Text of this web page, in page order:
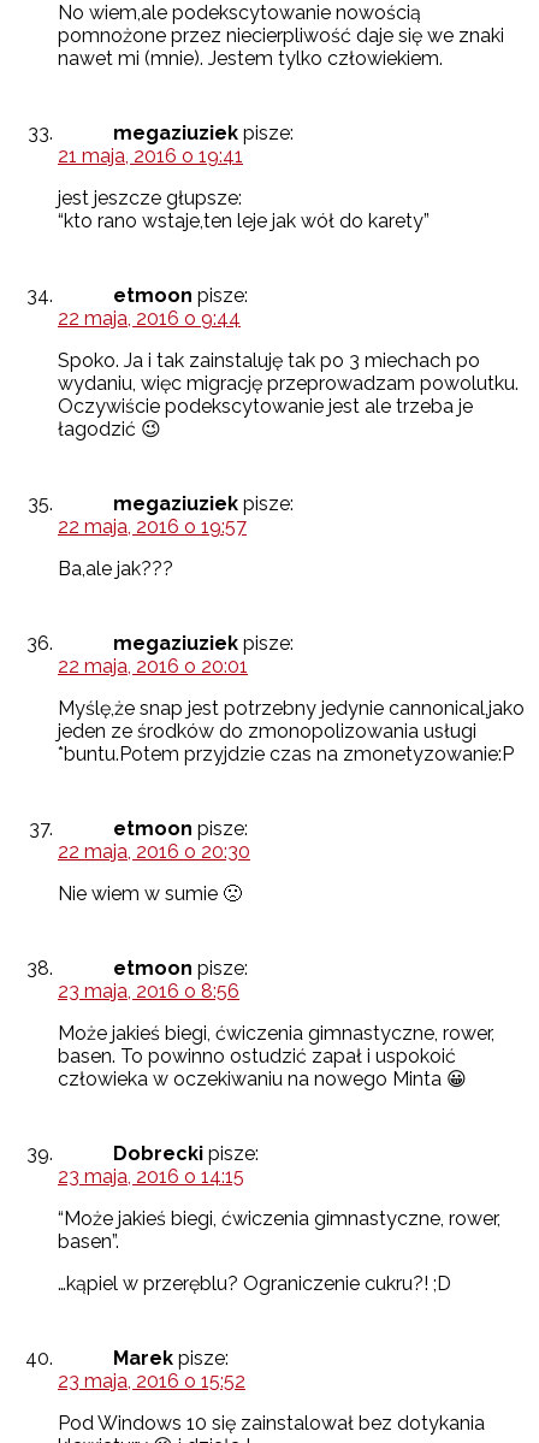
No wiem,ale podekscytowanie nowością
pomnożone przez niecierpliwość daje się we znaki
nawet mi (mnie). Jestem tylko człowiekiem.
megaziuziek pisze:
21 maja, 2016 o 19:41
jest jeszcze głupsze:
“kto rano wstaje,ten leje jak wół do karety”
etmoon pisze:
22 maja, 2016 o 9:44
Spoko. Ja i tak zainstaluję tak po 3 miechach po
wydaniu, więc migrację przeprowadzam powolutku.
Oczywiście podekscytowanie jest ale trzeba je
łagodzić 😉
megaziuziek pisze:
22 maja, 2016 o 19:57
Ba,ale jak???
megaziuziek pisze:
22 maja, 2016 o 20:01
Myślę,że snap jest potrzebny jedynie cannonical,jako
jeden ze środków do zmonopolizowania usługi
*buntu.Potem przyjdzie czas na zmonetyzowanie:P
etmoon pisze:
22 maja, 2016 o 20:30
Nie wiem w sumie 🙁
etmoon pisze:
23 maja, 2016 o 8:56
Może jakieś biegi, ćwiczenia gimnastyczne, rower,
basen. To powinno ostudzić zapał i uspokoić
człowieka w oczekiwaniu na nowego Minta 😀
Dobrecki pisze:
23 maja, 2016 o 14:15
“Może jakieś biegi, ćwiczenia gimnastyczne, rower,
basen”.
…kąpiel w przeręblu? Ograniczenie cukru?! ;D
Marek pisze:
23 maja, 2016 o 15:52
Pod Windows 10 się zainstalował bez dotykania